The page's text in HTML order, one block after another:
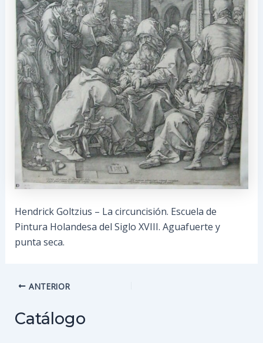
Hendrick Goltzius – La circuncisión. Escuela de
Pintura Holandesa del Siglo XVIII. Aguafuerte y
punta seca.
Navegación
entradas
ANTERIOR
Catálogo